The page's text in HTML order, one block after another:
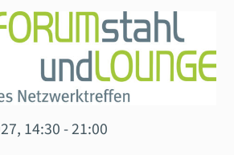
14:30 -21:00